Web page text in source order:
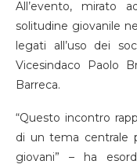
All’evento, mirato
solitudine giovanile
legati all’uso dei
Vicesindaco Paolo
Barreca.
“Questo incontro
di un tema centrale
giovani” – ha